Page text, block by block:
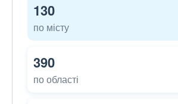
130
по місту
390
по області